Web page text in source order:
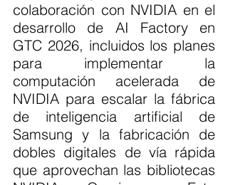
colaboración con NVIDIA en el
desarrollo de AI Factory en
GTC 2026, incluidos los planes
para implementar la
computación acelerada de
NVIDIA para escalar la fábrica
de inteligencia artificial de
Samsung y la fabricación de
dobles digitales de vía rápida
que aprovechan las bibliotecas